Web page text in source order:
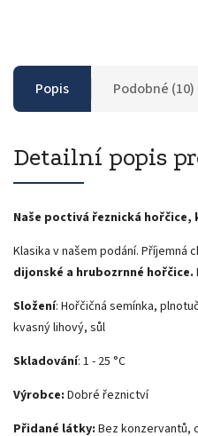
Popis Podobné (10)
Detailní popis
Naše poctivá řeznická hořčice,
Klasika v našem podání. Příjemná
dijonské a hrubozrnné hořčice.
Složení: Hořčičná semínka,
kvasný lihový, sůl
Skladování: 1 - 25 °C
Výrobce: Dobré řeznictví
Přidané látky: Bez konzervantů,